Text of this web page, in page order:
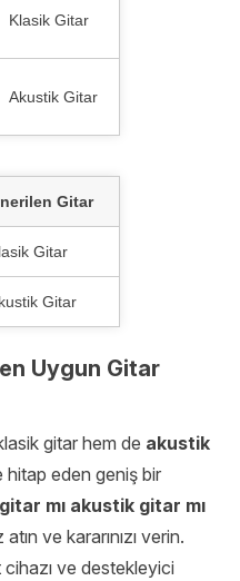
Klasik Gitar
Akustik Gitar
Gitar
Gitar
Gitar
Uygun Gitar
gitar hem de akustik
hitap eden geniş bir
mı akustik gitar mı
ve kararınızı verin.
ve destekleyici